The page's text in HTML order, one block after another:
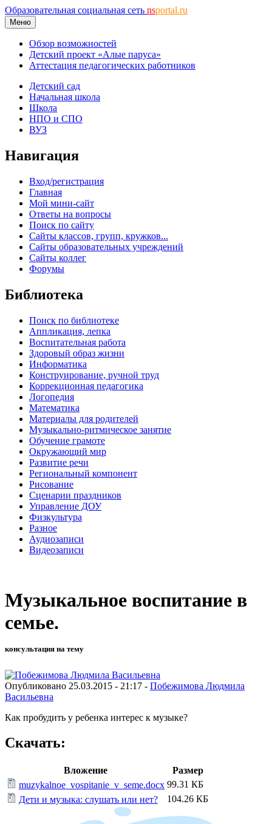
Образовательная социальная сеть nsportal.ru
Меню
Обзор возможностей
Детский проект «Алые паруса»
Аттестация педагогических работников
Детский сад
Начальная школа
Школа
НПО и СПО
ВУЗ
Навигация
Вход/регистрация
Главная
Мой мини-сайт
Ответы на вопросы
Поиск по сайту
Сайты классов, групп, кружков...
Сайты образовательных учреждений
Сайты коллег
Форумы
Библиотека
Поиск по библиотеке
Аппликация, лепка
Воспитательная работа
Здоровый образ жизни
Информатика
Конструирование, ручной труд
Коррекционная педагогика
Логопедия
Математика
Материалы для родителей
Музыкально-ритмическое занятие
Обучение грамоте
Окружающий мир
Развитие речи
Региональный компонент
Рисование
Сценарии праздников
Управление ДОУ
Физкультура
Разное
Аудиозаписи
Видеозаписи
Музыкальное воспитание в
семье.
консультация на тему
Опубликовано 25.03.2015 - 21:17 - Побежимова Людмила
Васильевна
Как пробудить у ребенка интерес к музыке?
Скачать:
Вложение
Размер
muzykalnoe_vospitanie_v_seme.docx 99.31 КБ
Дети и музыка: слушать или нет?
104.26 КБ